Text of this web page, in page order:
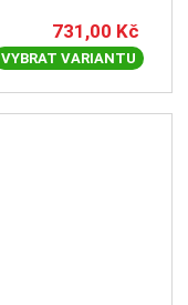
731,00 Kč
VYBRAT VARIANTU